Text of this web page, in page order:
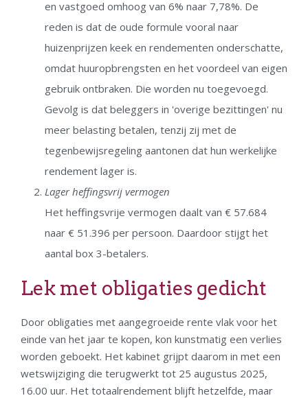
en vastgoed omhoog van 6% naar 7,78%. De
reden is dat de oude formule vooral naar
huizenprijzen keek en rendementen onderschatte,
omdat huuropbrengsten en het voordeel van eigen
gebruik ontbraken. Die worden nu toegevoegd.
Gevolg is dat beleggers in 'overige bezittingen' nu
meer belasting betalen, tenzij zij met de
tegenbewijsregeling aantonen dat hun werkelijke
rendement lager is.
Lager heffingsvrij vermogen
Het heffingsvrije vermogen daalt van € 57.684
naar € 51.396 per persoon. Daardoor stijgt het
aantal box 3-betalers.
Lek met obligaties gedicht
Door obligaties met aangegroeide rente vlak voor het
einde van het jaar te kopen, kon kunstmatig een verlies
worden geboekt. Het kabinet grijpt daarom in met een
wetswijziging die terugwerkt tot 25 augustus 2025,
16.00 uur. Het totaalrendement blijft hetzelfde, maar